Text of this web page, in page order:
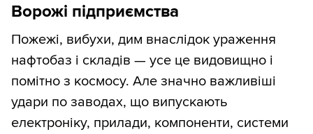
Ворожі підприємства
Пожежі, вибухи, дим внаслідок ураження
нафтобаз і складів — усе це видовищно і
помітно з космосу. Але значно важливіші
удари по заводах, що випускають
електроніку, прилади, компоненти, системи